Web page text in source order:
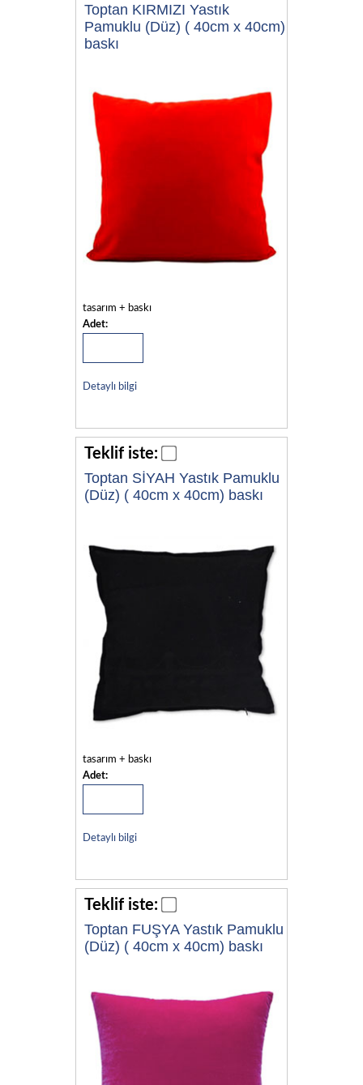
Toptan KIRMIZI Yastık
Pamuklu (Düz) ( 40cm x 40cm)
baskı
tasarım + baskı
Adet:
Detaylı bilgi
Teklif iste:
Toptan SİYAH Yastık Pamuklu
(Düz) ( 40cm x 40cm) baskı
tasarım + baskı
Adet:
Detaylı bilgi
Teklif iste:
Toptan FUŞYA Yastık Pamuklu
(Düz) ( 40cm x 40cm) baskı